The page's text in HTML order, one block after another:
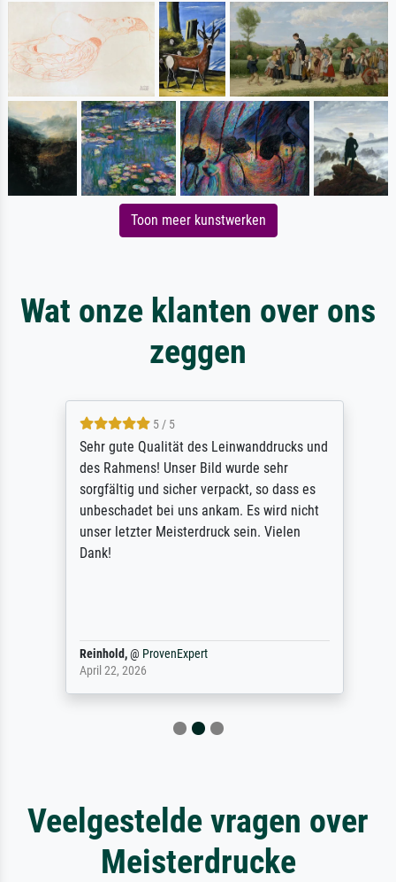
Toon meer kunstwerken
Wat onze klanten over ons
zeggen
5 / 5
Sehr gute Qualität des Leinwanddrucks und
des Rahmens! Unser Bild wurde sehr
sorgfältig und sicher verpackt, so dass es
unbeschadet bei uns ankam. Es wird nicht
unser letzter Meisterdruck sein. Vielen
Dank!
Reinhold,@ProvenExpert
April 22, 2026
Veelgestelde vragen over
Meisterdrucke